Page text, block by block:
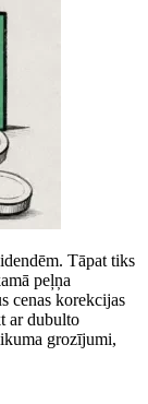
Tāpat tiks
peļņa
cenas korekcijas
ar dubulto
grozījumi,